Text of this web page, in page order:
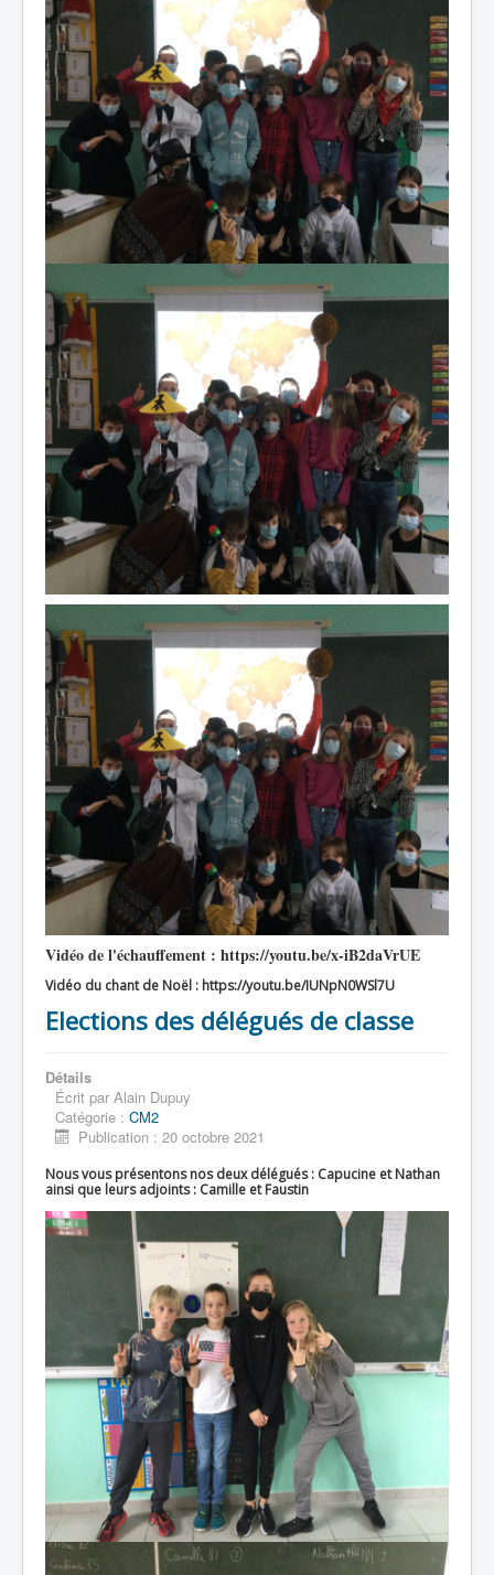
Vidéo de l'échauffement : https://youtu.be/x-iB2daVrUE
Vidéo du chant de Noël : https://youtu.be/IUNpN0WSl7U
Elections des délégués de classe
Détails
Écrit par Alain Dupuy
Catégorie : CM2
Publication : 20 octobre 2021
Nous vous présentons nos deux délégués : Capucine et Nathan
ainsi que leurs adjoints : Camille et Faustin